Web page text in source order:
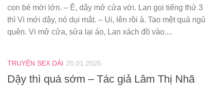
con bé mới lớn. – Ê, dậy mở cửa với. Lan gọi tiếng thứ 3
thì Vi mới dậy, nó dụi mắt. – Ui, lên rồi à. Tao mệt quá ngủ
quên. Vi mở cửa, sửa lại áo, Lan xách đồ vào....
TRUYỆN SEX DÀI 20.01.2025
Dậy thì quá sớm – Tác giả Lâm Thị Nhã